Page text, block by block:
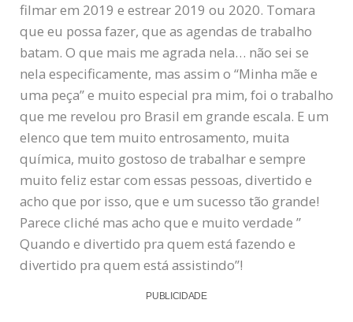
filmar em 2019 e estrear 2019 ou 2020. Tomara
que eu possa fazer, que as agendas de trabalho
batam. O que mais me agrada nela… não sei se
nela especificamente, mas assim o “Minha mãe e
uma peça” e muito especial pra mim, foi o trabalho
que me revelou pro Brasil em grande escala. E um
elenco que tem muito entrosamento, muita
química, muito gostoso de trabalhar e sempre
muito feliz estar com essas pessoas, divertido e
acho que por isso, que e um sucesso tão grande!
Parece cliché mas acho que e muito verdade ”
Quando e divertido pra quem está fazendo e
divertido pra quem está assistindo”!
PUBLICIDADE